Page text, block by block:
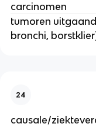
carcinomen
tumoren
bronchi,
24
causale/